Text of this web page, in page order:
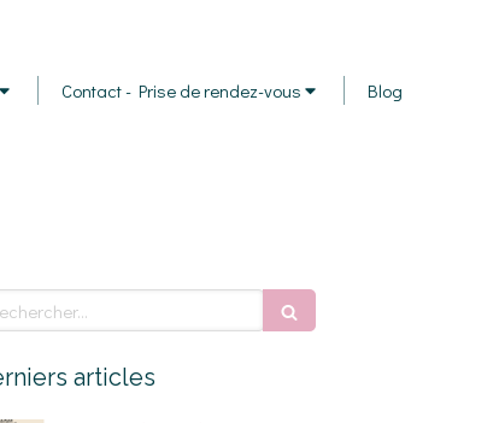
Contact - Prise de rendez-vous Blog
articles